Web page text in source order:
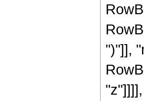
")"]],